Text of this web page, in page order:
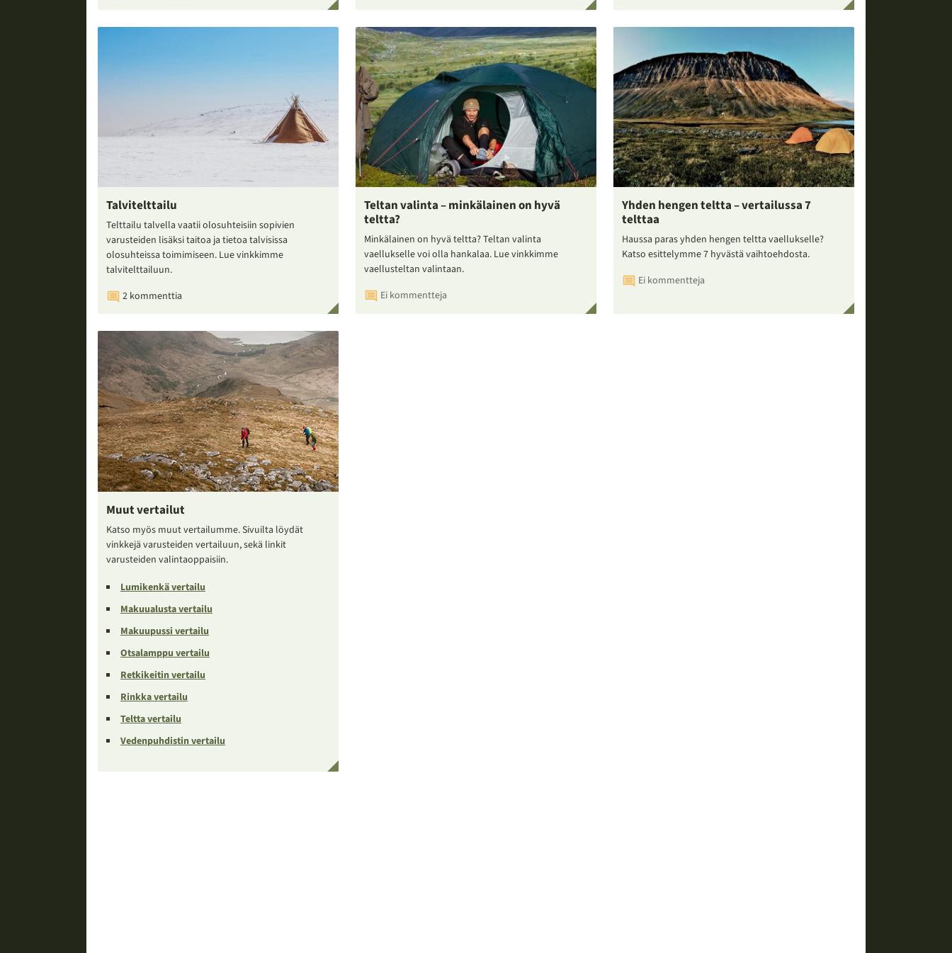
Talvitelttailu
Telttailu talvella vaatii olosuhteisiin sopivien
varusteiden lisäksi taitoa ja tietoa talvisissa
olosuhteissa toimimiseen. Lue vinkkimme
talvitelttailuun.
2 kommenttia
Teltan valinta – minkälainen on hyvä
teltta?
Minkälainen on hyvä teltta? Teltan valinta
vaellukselle voi olla hankalaa. Lue vinkkimme
vaellusteltan valintaan.
Ei kommentteja
Yhden hengen teltta – vertailussa 7
telttaa
Haussa paras yhden hengen teltta vaellukselle?
Katso esittelymme 7 hyvästä vaihtoehdosta.
Ei kommentteja
Muut vertailut
Katso myös muut vertailumme. Sivuilta löydät
vinkkejä varusteiden vertailuun, sekä linkit
varusteiden valintaoppaisiin.
Lumikenkä vertailu
Makuualusta vertailu
Makuupussi vertailu
Otsalamppu vertailu
Retkikeitin vertailu
Rinkka vertailu
Teltta vertailu
Vedenpuhdistin vertailu